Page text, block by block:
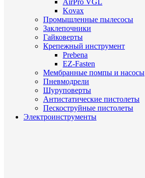
Kovax
Промышленные пылесосы
Заклепочники
Гайковерты
Крепежный инструмент
Prebena
EZ-Fasten
Мембранные помпы и насосы
Пневмодрели
Шуруповерты
Антистатические пистолеты
Пескоструйные пистолеты
Электроинструменты